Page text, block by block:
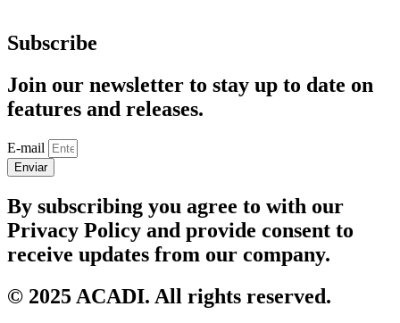
Subscribe
Join our newsletter to stay up to date on
features and releases.
E-mail
Enviar
By subscribing you agree to with our
Privacy Policy and provide consent to
receive updates from our company.
© 2025 ACADI. All rights reserved.